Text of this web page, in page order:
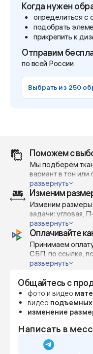
Когда нужен
определиться с
подобрать
прикрепить к
Отправим
по всей России
Выбрать из 250
Поможем с
Мы подберём
вариант в тон или
Отправим
при дневном
как выглядит
Поможем сделать
проекта или
развернуть
Изменим
Изменим
задачи: угловая,
открытым краем
Изготавливаем
шагом 5-10 см,
пространство
развернуть
Оплачивайте
Принимаем
СБП, по ссылке,
наличными.
готовности.
Фиксируем цену
понадобится
бюджете и
развернуть
Общайтесь с
фото и видео
видео
изменение
Написать в